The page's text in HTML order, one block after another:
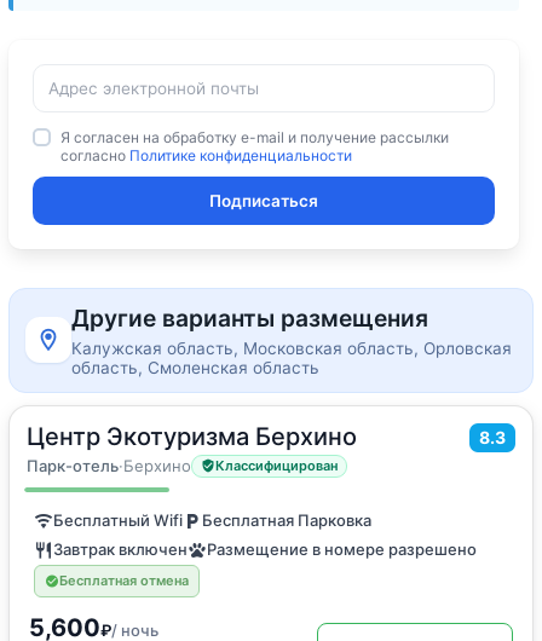
Я согласен на обработку e-mail и получение рассылки
согласно Политике конфиденциальности
Подписаться
Другие варианты размещения
Калужская область, Московская область, Орловская
область, Смоленская область
Центр Экотуризма Берхино 8.3
Парк-отель·Берхино Классифицирован
25м2·2 гостя
Апартаменты
Бесплатный Wifi
Бесплатная Парковка
Завтрак включен
Размещение в номере разрешено
Бесплатная отмена
5,600₽/ ночь